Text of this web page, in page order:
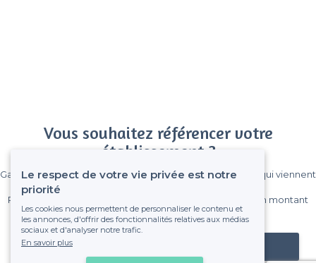
Vous souhaitez référencer votre
établissement ?
Gagnez de nombreux clients parmi le million de visiteurs qui viennent
Pas de commissions et sans engagement, vous payez un montant
fixe sans risque de voir déraper la facture.
Référencer mon établissement
Le respect de votre vie privée est notre
priorité
Les cookies nous permettent de personnaliser le contenu et
les annonces, d'offrir des fonctionnalités relatives aux médias
sociaux et d'analyser notre trafic.
En savoir plus